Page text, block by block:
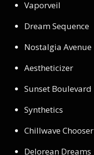
Vaporveil
Dream Sequence
Nostalgia Avenue
Aestheticizer
Sunset Boulevard
Synthetics
Chillwave Chooser
Delorean Dreams